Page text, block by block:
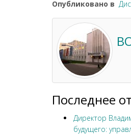
Опубликовано в
Последнее
Директор
будущего: